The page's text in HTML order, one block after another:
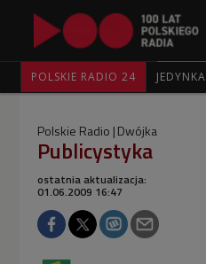
POLSKIE RADIO 24 JEDYNKA
Polskie Radio Dwójka
Publicystyka
ostatnia aktualizacja:
01.06.2009 16:47